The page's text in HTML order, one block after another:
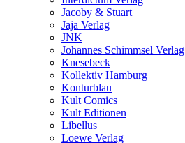
Jacoby & Stuart
Jaja Verlag
JNK
Johannes Schimmsel Verlag
Knesebeck
Kollektiv Hamburg
Konturblau
Kult Comics
Kult Editionen
Libellus
Loewe Verlag